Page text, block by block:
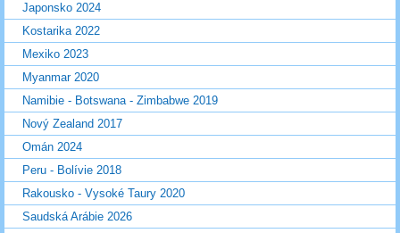
Japonsko 2024
Kostarika 2022
Mexiko 2023
Myanmar 2020
Namibie - Botswana - Zimbabwe 2019
Nový Zealand 2017
Omán 2024
Peru - Bolívie 2018
Rakousko - Vysoké Taury 2020
Saudská Arábie 2026